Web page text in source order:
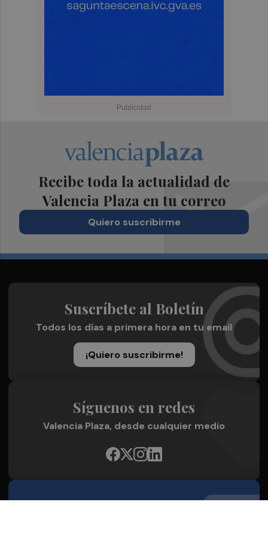
Recibe toda la actualidad de
Valencia Plaza en tu correo
Quiero suscribirme
Suscríbete al Boletín
Todos los días a primera hora en tu email
¡Quiero suscribirme!
Síguenos en redes
Valencia Plaza, desde cualquier medio
Quienes Somos